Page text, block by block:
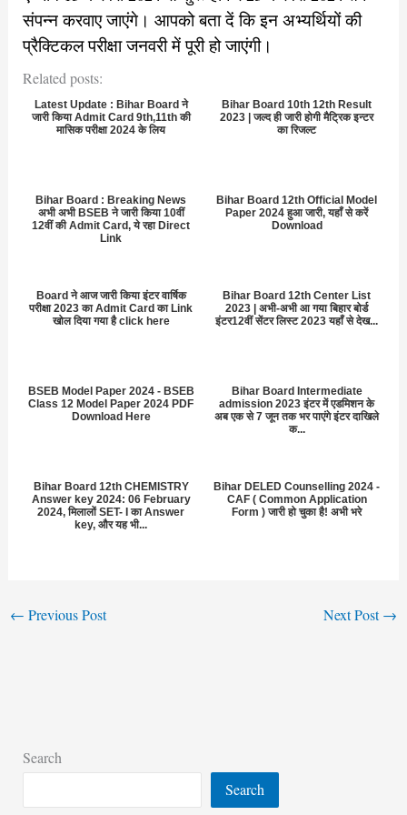
संपन्न करवाए जाएंगे। आपको बता दें कि इन अभ्यर्थियों की
प्रैक्टिकल परीक्षा जनवरी में पूरी हो जाएंगी।
Related posts:
Latest Update : Bihar Board ने
जारी किया Admit Card 9th,11th की
मासिक परीक्षा 2024 के लिय
Bihar Board 10th 12th Result
2023 | जल्द ही जारी होगी मैट्रिक इन्टर
का रिजल्ट
Bihar Board : Breaking News
अभी अभी BSEB ने जारी किया 10वीं
12वीं की Admit Card, ये रहा Direct
Link
Bihar Board 12th Official Model
Paper 2024 हुआ जारी, यहाँ से करें
Download
Board ने आज जारी किया इंटर वार्षिक
परीक्षा 2023 का Admit Card का Link
खोल दिया गया है click here
Bihar Board 12th Center List
2023 | अभी-अभी आ गया बिहार बोर्ड
इंटर12वीं सेंटर लिस्ट 2023 यहाँ से देख...
BSEB Model Paper 2024 - BSEB
Class 12 Model Paper 2024 PDF
Download Here
Bihar Board Intermediate
admission 2023 इंटर में एडमिशन के
अब एक से 7 जून तक भर पाएंगे इंटर दाखिले
क...
Bihar Board 12th CHEMISTRY
Answer key 2024: 06 February
2024, मिलालों SET- I का Answer
key, और यह भी...
Bihar DELED Counselling 2024 -
CAF ( Common Application
Form ) जारी हो चुका है! अभी भरे
← Previous Post Next Post→
Search
Search